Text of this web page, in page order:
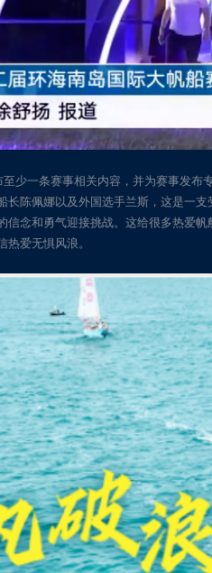
少一条赛事相关内容，并为赛事发
长陈佩娜以及外国选手兰斯，这是一
信念和勇气迎接挑战。这给很多热爱
爱无惧风浪。